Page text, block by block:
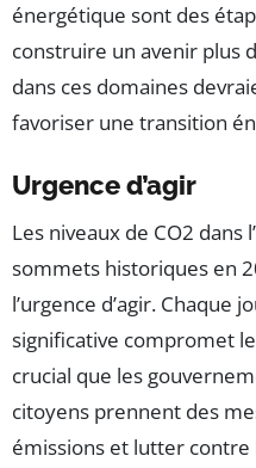
énergétique sont des
construire un avenir plus
dans ces domaines
favoriser une transition
Urgence d’agir
Les niveaux de CO2
sommets historiques en
l’urgence d’agir. Chaque
significative compromet
crucial que les
citoyens prennent des
émissions et lutter contre